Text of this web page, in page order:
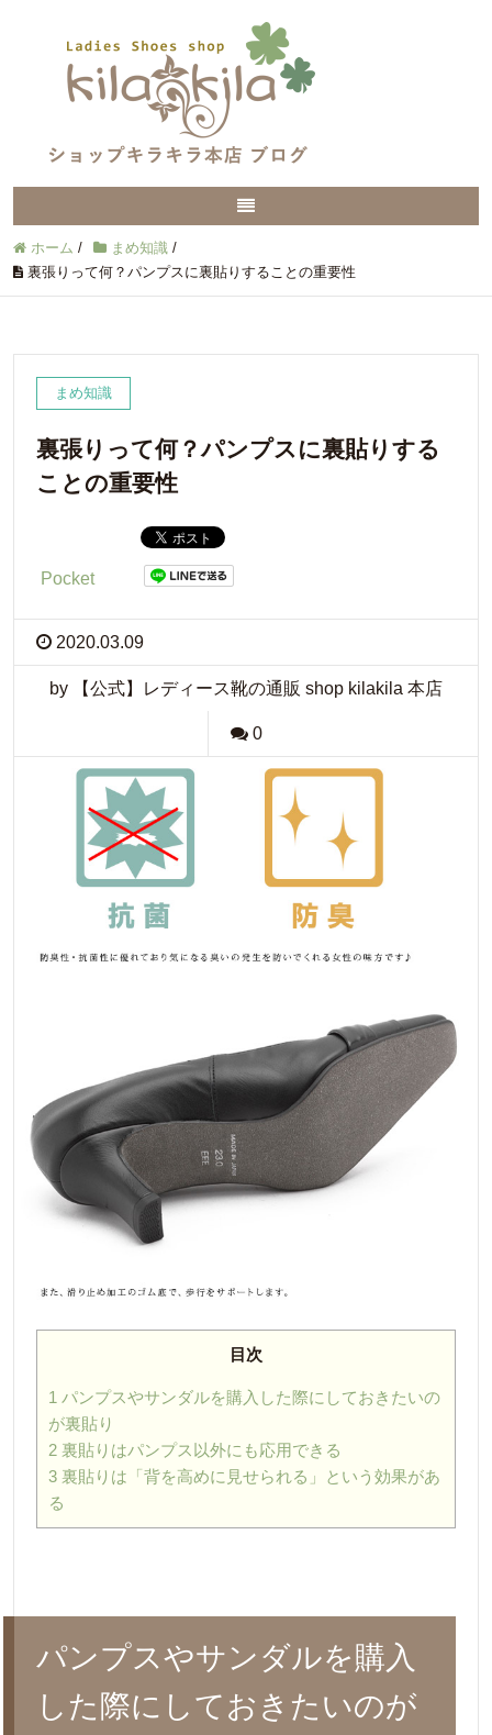
ホーム / まめ知識 /
裏張りって何？パンプスに裏貼りすることの重要性
まめ知識
裏張りって何？パンプスに裏貼りする
ことの重要性
Pocket
2020.03.09
by 【公式】レディース靴の通販 shop kilakila 本店
0
目次
1 パンプスやサンダルを購入した際にしておきたいの
が裏貼り
2 裏貼りはパンプス以外にも応用できる
3 裏貼りは「背を高めに見せられる」という効果があ
る
パンプスやサンダルを購入
した際にしておきたいのが